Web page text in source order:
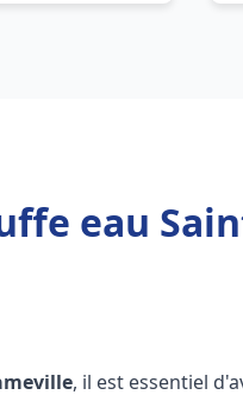
eau
, il est essentiel